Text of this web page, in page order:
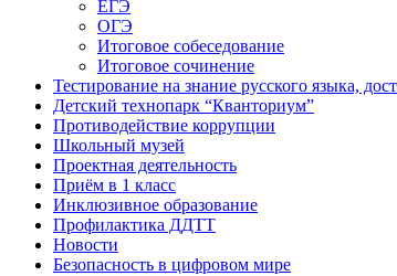
ЕГЭ
ОГЭ
Итоговое собеседование
Итоговое сочинение
Тестирование на знание русского языка,
Детский технопарк “Кванториум”
Противодействие коррупции
Школьный музей
Проектная деятельность
Приём в 1 класс
Инклюзивное образование
Профилактика ДДТТ
Новости
Безопасность в цифровом мире